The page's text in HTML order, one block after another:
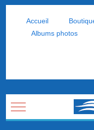
Accueil
Albums photos
Mobile Menu Toggle